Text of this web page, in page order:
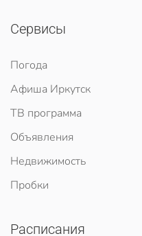
Сервисы
Погода
Афиша Иркутск
ТВ программа
Объявления
Недвижимость
Пробки
Расписания